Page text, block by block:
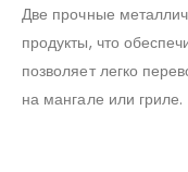
Две прочные
продукты, что
позволяет легко
на мангале или гриле.